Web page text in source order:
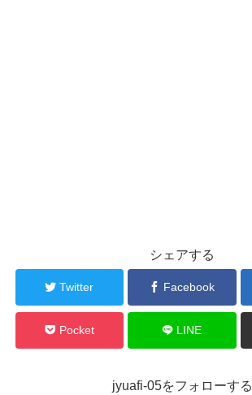
シェアする
Twitter Facebook
Pocket LINE
jyuafi-05をフォローする